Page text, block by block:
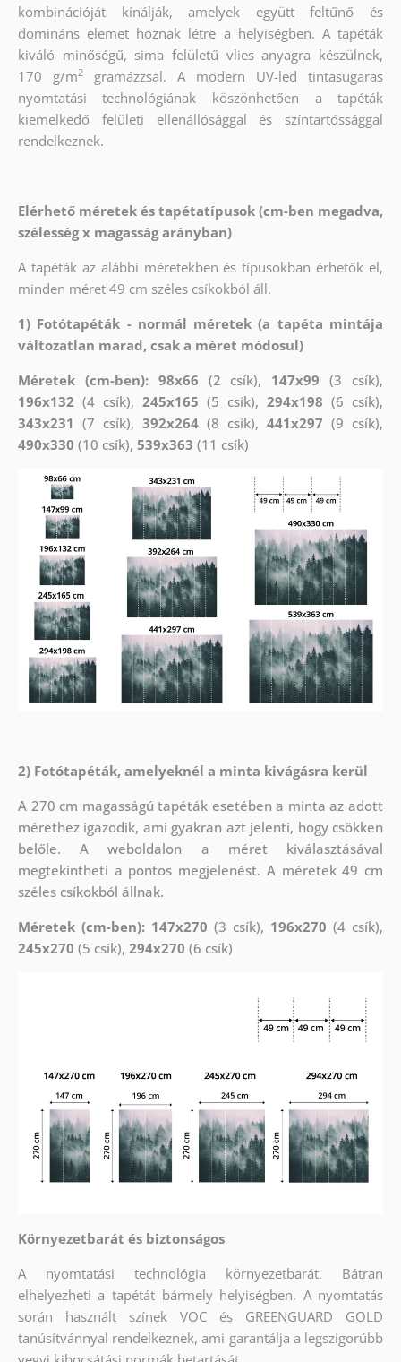
kombinációját kínálják, amelyek együtt feltűnő és
domináns elemet hoznak létre a helyiségben. A tapéták
kiváló minőségű, sima felületű vlies anyagra készülnek,
170 g/m2
gramázzsal. A modern UV-led tintasugaras
nyomtatási technológiának köszönhetően a tapéták
kiemelkedő felületi ellenállósággal és színtartóssággal
rendelkeznek.
Elérhető méretek és tapétatípusok (cm-ben megadva,
szélesség x magasság arányban)
A tapéták az alábbi méretekben és típusokban érhetők el,
minden méret 49 cm széles csíkokból áll.
1) Fotótapéták - normál méretek (a tapéta mintája
változatlan marad, csak a méret módosul)
Méretek (cm-ben): 98x66 (2 csík), 147x99 (3 csík),
196x132 (4 csík), 245x165 (5 csík),294x198 (6 csík),
343x231 (7 csík), 392x264 (8 csík),441x297 (9 csík),
490x330 (10 csík), 539x363 (11 csík)
2) Fotótapéták, amelyeknél a minta kivágásra kerül
A 270 cm magasságú tapéták esetében a minta az adott
mérethez igazodik, ami gyakran azt jelenti, hogy csökken
belőle. A weboldalon a méret kiválasztásával
megtekintheti a pontos megjelenést. A méretek 49 cm
széles csíkokból állnak.
Méretek (cm-ben): 147x270 (3 csík), 196x270 (4 csík),
245x270 (5 csík), 294x270 (6 csík)
Környezetbarát és biztonságos
A nyomtatási technológia környezetbarát. Bátran
elhelyezheti a tapétát bármely helyiségben. A nyomtatás
során használt színek VOC és GREENGUARD GOLD
tanúsítvánnyal rendelkeznek, ami garantálja a legszigorúbb